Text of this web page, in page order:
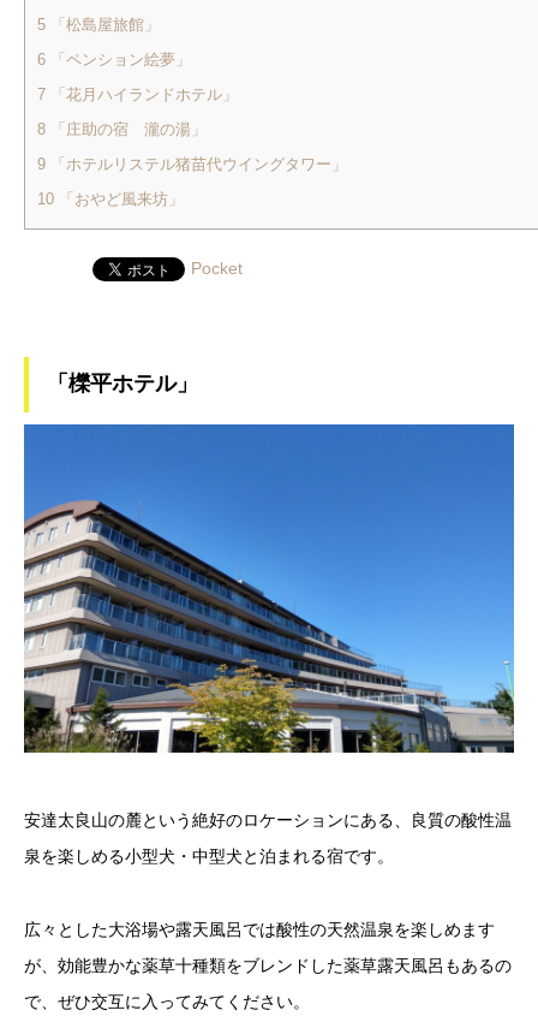
5 「松島屋旅館」
6 「ペンション絵夢」
7 「花月ハイランドホテル」
8 「庄助の宿 瀧の湯」
9 「ホテルリステル猪苗代ウイングタワー」
10 「おやど風来坊」
Pocket
「櫟平ホテル」
安達太良山の麓という絶好のロケーションにある、良質の酸性温
泉を楽しめる小型犬・中型犬と泊まれる宿です。
広々とした大浴場や露天風呂では酸性の天然温泉を楽しめます
が、効能豊かな薬草十種類をブレンドした薬草露天風呂もあるの
で、ぜひ交互に入ってみてください。